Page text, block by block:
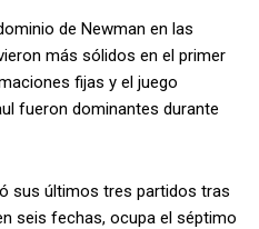
de Newman en las
más sólidos en el primer
fijas y el juego
fueron dominantes durante
sus últimos tres partidos tras
seis fechas, ocupa el séptimo